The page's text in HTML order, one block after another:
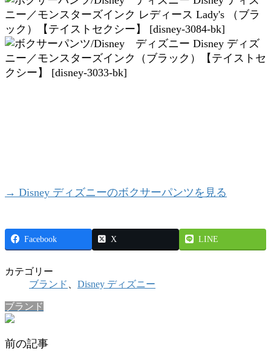
→ Disney ディズニーのボクサーパンツを見る
Facebook X LINE
カテゴリー
ブランド
Disney ディズニー
ブランド
前の記事